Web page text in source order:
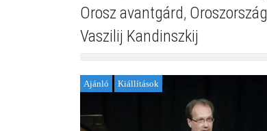
Orosz avantgárd, Oroszország
Vaszilij Kandinszkij
Ajánló Kiállítások